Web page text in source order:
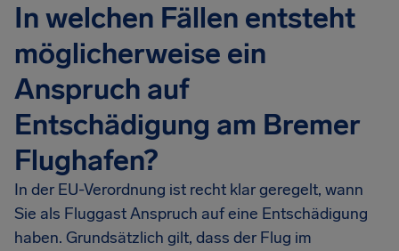
In welchen Fällen entsteht
möglicherweise ein
Anspruch auf
Entschädigung am Bremer
Flughafen?
In der EU-Verordnung ist recht klar geregelt, wann
Sie als Fluggast Anspruch auf eine Entschädigung
haben. Grundsätzlich gilt, dass der Flug im